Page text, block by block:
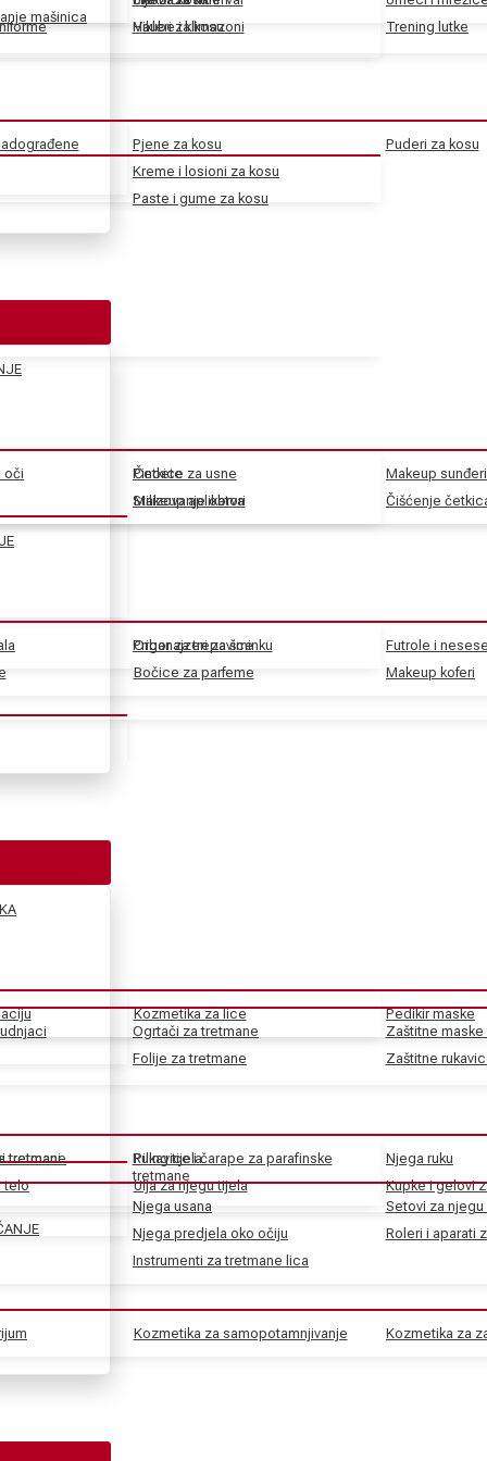
mašinica
Haube i klimazoni
Pjene za kosu
Kreme i losioni za kosu
Paste i gume za kosu
Puderi za kosu
Vikleri za kosu
Trening lutke
oči
Pincete
Stilizovanje obrva
Pribor za trepavice
Četkice za usne
Makeup aplikatori
Makeup sunđeri
Čišćenje
Organajzeri za šminku
Bočice za parfeme
Futrole i
Makeup koferi
tretmane
Rukavice i čarape za parafinske
tretmane
Ogrtači za tretmane
Folije za tretmane
Zaštitne
Zaštitne
Njega usana
Njega predjela oko očiju
Instrumenti za tretmane lica
Setovi za njegu
Roleri i aparati
Kozmetika za lice Pedikir maske
tretmani
telo
Piling tijela
Ulja za njegu tijela
Njega ruku
Kupke i gelovi
Kozmetika za samopotamnjivanje Kozmetika za